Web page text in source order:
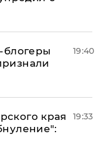
блогеры
19:40
края
19:33